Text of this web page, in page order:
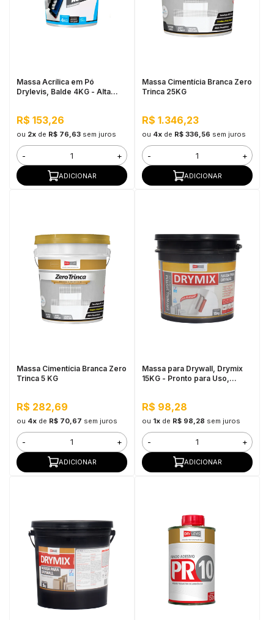
Massa Acrílica em Pó
Drylevis, Balde 4KG - Alta
R$ 153,26
ou 2xde R$ 76,63 sem juros
- +
ADICIONAR
Massa Cimentícia Branca Zero
Trinca 25KG
R$ 1.346,23
ou 4xde R$ 336,56 sem juros
- +
ADICIONAR
Massa Cimentícia Branca Zero
Trinca 5 KG
R$ 282,69
ou 4xde R$ 70,67 sem juros
- +
ADICIONAR
Massa para Drywall, Drymix
15KG - Pronto para Uso,
R$ 98,28
ou 1xde R$ 98,28 sem juros
- +
ADICIONAR